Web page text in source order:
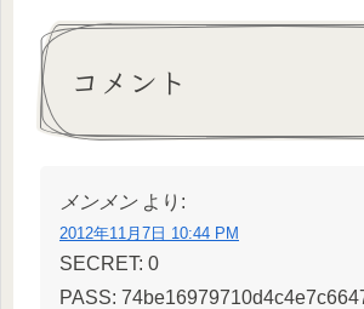
コメント
メンメン より:
2012年11月7日 10:44 PM
SECRET: 0
PASS: